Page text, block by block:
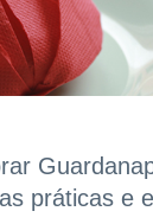
práticas e